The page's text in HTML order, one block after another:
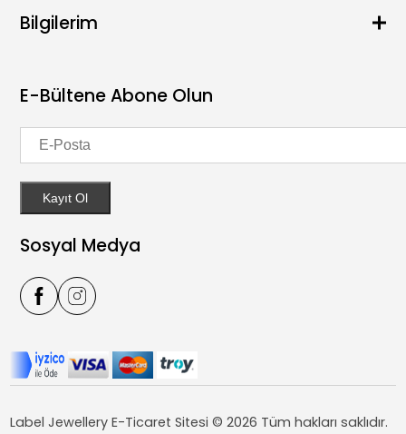
Kelepçe
İNDİRİM
Havale Bildirimi
Hesap Numaraları
İade ve Değişim Koşulları
Kullanıcı Sipariş Sözleşmesi
Gizlilik Sözleşmesi
Bilgilerim
Siparişlerim
Sepetim
Favorilerim
E-Bültene Abone Olun
Kayıt Ol
Sosyal Medya
Label Jewellery E-Ticaret Sitesi © 2026 Tüm hakları saklıdır.